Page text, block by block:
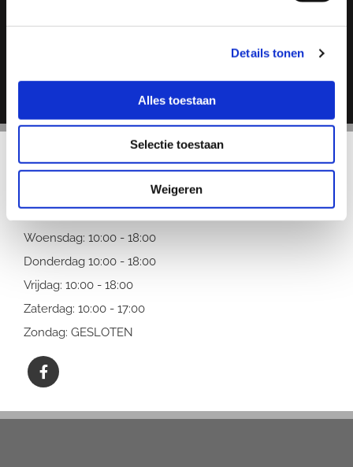
Details tonen
Alles toestaan
Selectie toestaan
Weigeren
OPENINGSTIJDEN
Woensdag: 10:00 - 18:00
Donderdag 10:00 - 18:00
Vrijdag: 10:00 - 18:00
Zaterdag: 10:00 - 17:00
Zondag: GESLOTEN